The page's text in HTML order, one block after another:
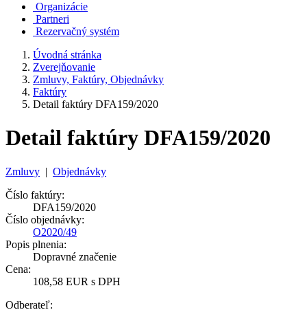
Organizácie
Partneri
Rezervačný systém
Úvodná stránka
Zverejňovanie
Zmluvy, Faktúry, Objednávky
Faktúry
Detail faktúry DFA159/2020
Detail faktúry DFA159/2020
Zmluvy | Objednávky
Číslo faktúry:
DFA159/2020
Číslo objednávky:
O2020/49
Popis plnenia:
Dopravné značenie
Cena:
108,58 EUR s DPH
Odberateľ: